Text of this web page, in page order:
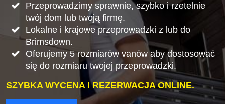
Przeprowadzimy sprawnie, szybko i rzetelnie
twój dom lub twoją firmę.
Lokalne i krajowe przeprowadzki z lub do
Brimsdown.
Oferujemy 5 rozmiarów vanów aby dostosować
się do rozmiaru twojej przeprowadzki.
SZYBKA WYCENA I REZERWACJA ONLINE.